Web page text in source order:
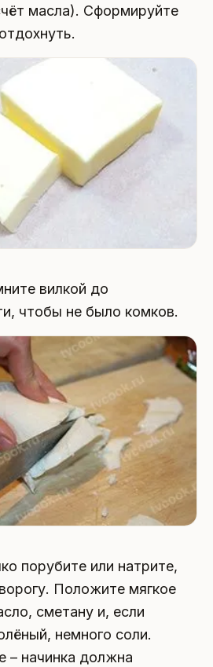
масла). Сформируйте
вилкой до
чтобы не было комков.
порубите или натрите,
Положите мягкое
сметану и, если
немного соли.
– начинка должна